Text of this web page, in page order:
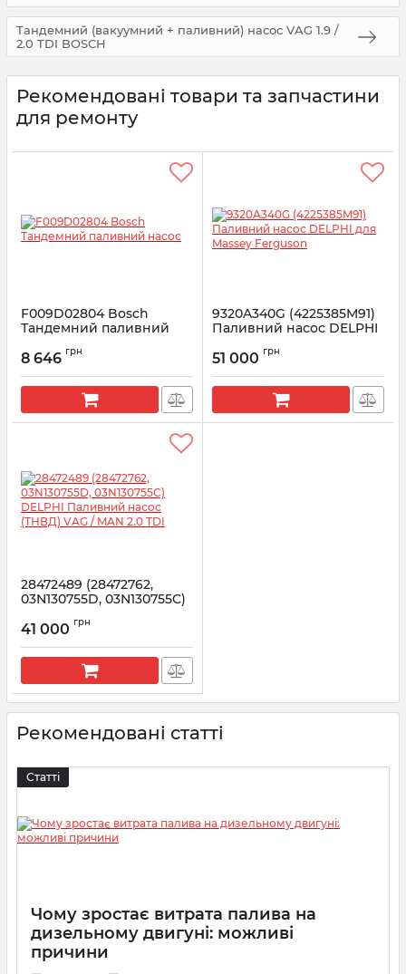
Тандемний (вакуумний + паливний) насос VAG 1.9 /
2.0 TDI BOSCH
Рекомендовані товари та запчастини
для ремонту
F009D02804 Bosch
Тандемний паливний
Артикул: F009D02804
8 646 грн
9320A340G (4225385M91)
Паливний насос DELPHI
Артикул: 9320A340G
51 000 грн
28472489 (28472762,
03N130755D, 03N130755C)
(ТНВД) VAG / MAN 2.0 TDI
Артикул: 28472489
41 000 грн
Рекомендовані статті
Статті
Чому зростає витрата палива на
дизельному двигуні: можливі
причини